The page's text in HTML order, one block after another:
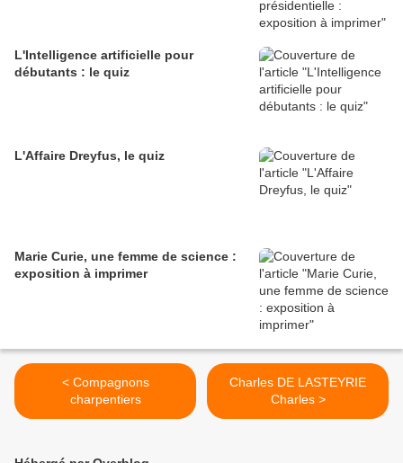
L'Intelligence artificielle pour
débutants : le quiz
L'Affaire Dreyfus, le quiz
Marie Curie, une femme de science :
exposition à imprimer
< Compagnons
charpentiers
Charles DE LASTEYRIE
Charles >